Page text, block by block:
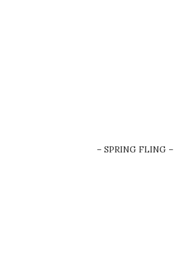
– SPRING FLING –